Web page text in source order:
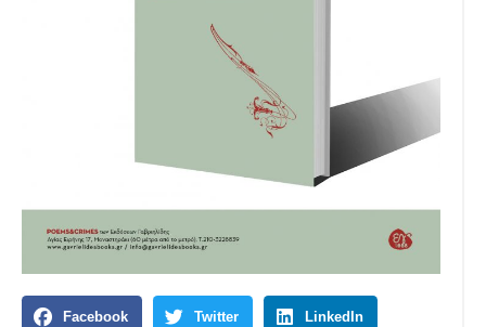
Facebook Twitter LinkedIn